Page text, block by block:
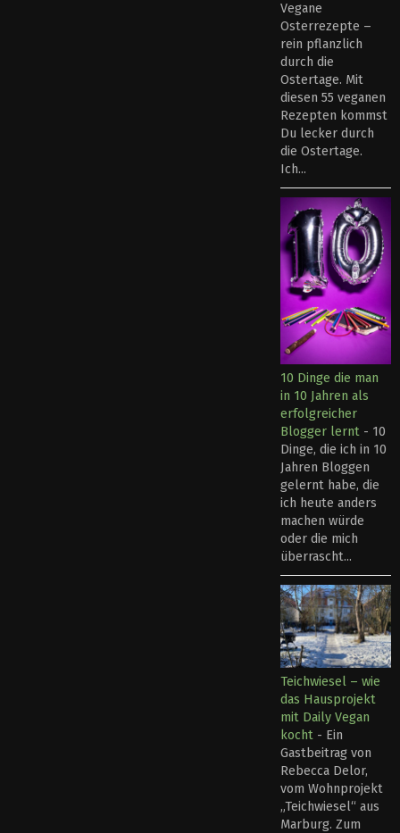
Vegane
Osterrezepte –
rein pflanzlich
durch die
Ostertage. Mit
diesen 55 veganen
Rezepten kommst
Du lecker durch
die Ostertage.
Ich...
10 Dinge die man
in 10 Jahren als
erfolgreicher
Blogger lernt - 10
Dinge, die ich in 10
Jahren Bloggen
gelernt habe, die
ich heute anders
machen würde
oder die mich
überrascht...
Teichwiesel – wie
das Hausprojekt
mit Daily Vegan
kocht - Ein
Gastbeitrag von
Rebecca Delor,
vom Wohnprojekt
„Teichwiesel“ aus
Marburg. Zum